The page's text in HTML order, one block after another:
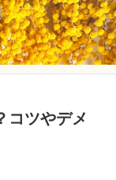
コツやデメ